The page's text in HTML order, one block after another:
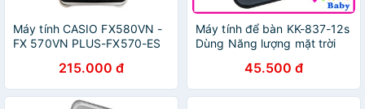
Máy tính CASIO FX580VN -
FX 570VN PLUS-FX570-ES
215.000 đ
Máy tính để bàn KK-837-12s
Dùng Năng lượng mặt trời
45.500 đ